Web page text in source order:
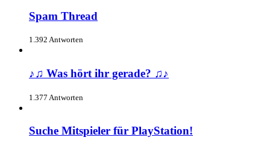
Spam Thread
1.392 Antworten
♪♫ Was hört ihr gerade? ♫♪
1.377 Antworten
Suche Mitspieler für PlayStation!